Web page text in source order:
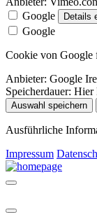
Google
Details
Google
Cookie von Google
Anbieter: Google
Speicherdauer: Hier
Auswahl speichern
Ausführliche
Impressum